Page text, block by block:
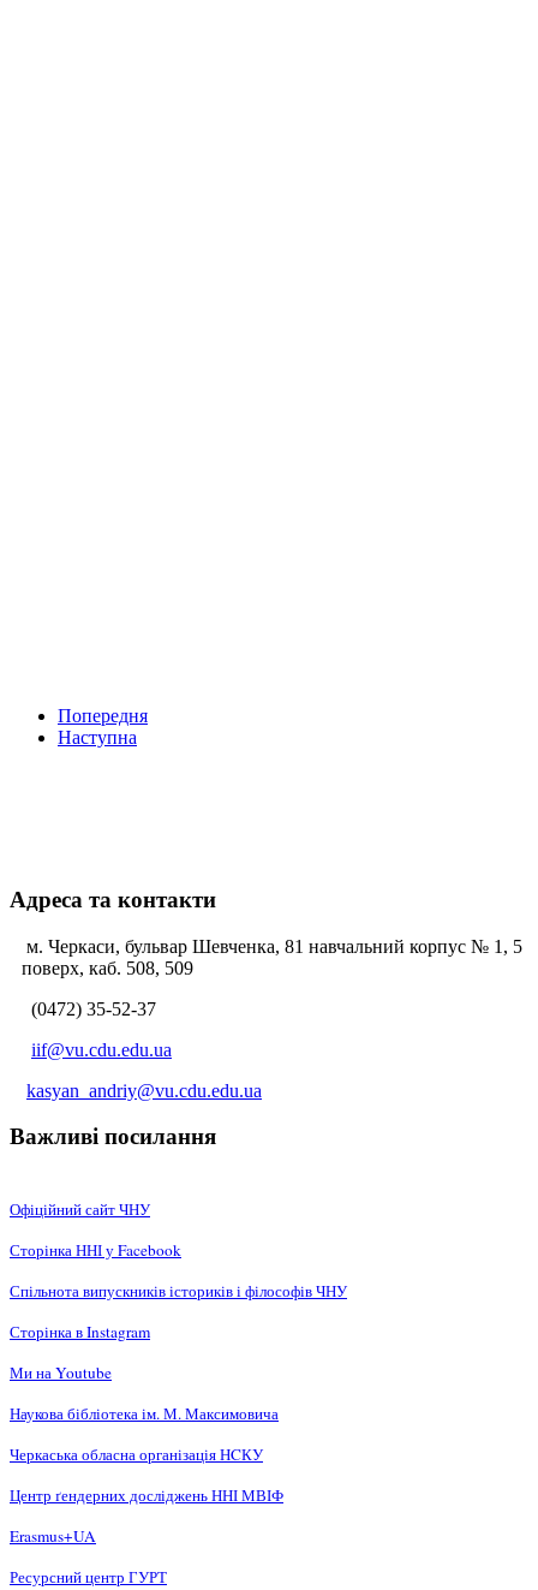
Попередня
Наступна
Адреса та контакти
м. Черкаси, бульвар Шевченка, 81 навчальний корпус № 1, 5
поверх, каб. 508, 509
(0472) 35-52-37
iif@vu.cdu.edu.ua
kasyan_andriy@vu.cdu.edu.ua
Важливі посилання
Офіційний сайт ЧНУ
Сторінка ННІ у Facebook
Спільнота випускників істориків і філософів ЧНУ
Сторінка в Instagram
Ми на Youtube
Наукова бібліотека ім. М. Максимовича
Черкаська обласна організація НCКУ
Центр ґендерних досліджень ННІ МВІФ
Erasmus+UA
Ресурсний центр ГУРТ